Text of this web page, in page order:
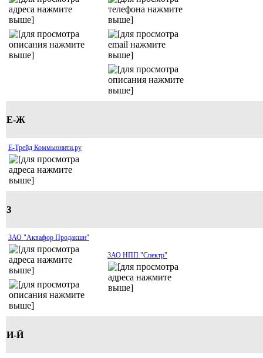
Е-Ж
Е-Трейд Коммьюнити.ру
З
ЗАО "Аквафор Продакшн"
ЗАО НПП "Спектр"
И-Й